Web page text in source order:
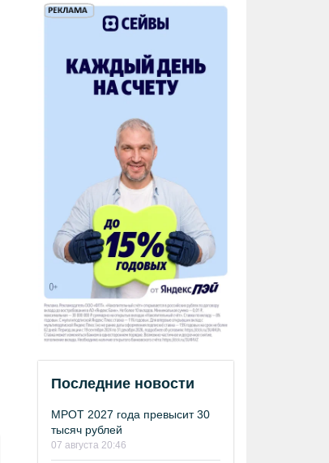
Последние новости
МРОТ 2027 года превысит 30
тысяч рублей
07 августа 20:46